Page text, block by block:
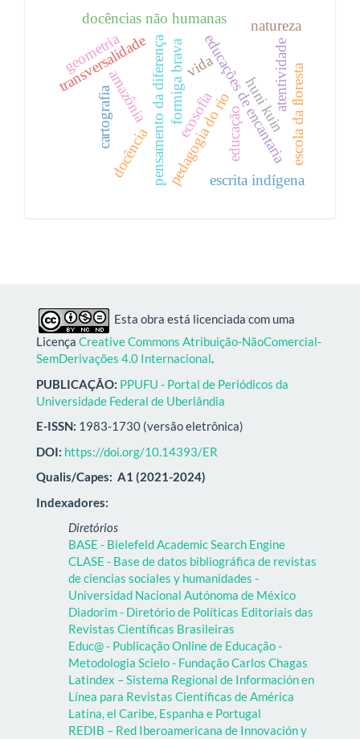
formiga brava
amazônia educações de encantaria
docências não humanas
educação
pensamento da diferença
docência
vida
pedagogia do rio
ecosofia
transversalidade
cartografia
escrita indígena
huni kuin
atentividadeescola da floresta
natureza
geometria
Esta obra está licenciada com uma
Licença Creative Commons Atribuição-NãoComercial-
SemDerivações 4.0 Internacional.
PUBLICAÇÃO: PPUFU - Portal de Periódicos da
Universidade Federal de Uberlândia
E-ISSN: 1983-1730 (versão eletrônica)
DOI: https://doi.org/10.14393/ER
Qualis/Capes: A1 (2021-2024)
Indexadores:
Diretórios
BASE - Bielefeld Academic Search Engine
CLASE - Base de datos bibliográfica de revistas
de ciencias sociales y humanidades -
Universidad Nacional Autónoma de México
Diadorim - Diretório de Políticas Editoriais das
Revistas Científicas Brasileiras
Educ@ - Publicação Online de Educação -
Metodologia Scielo - Fundação Carlos Chagas
Latindex – Sistema Regional de Información en
Línea para Revistas Científicas de América
Latina, el Caribe, Espanha e Portugal
REDIB – Red Iberoamericana de Innovación y